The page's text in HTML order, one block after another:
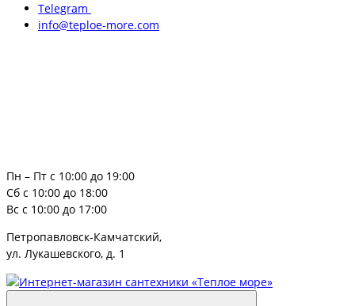
Telegram
info@teploe-more.com
Пн – Пт с 10:00 до 19:00
Сб с 10:00 до 18:00
Вс с 10:00 до 17:00
Петропавловск-Камчатский,
ул. Лукашевского, д. 1